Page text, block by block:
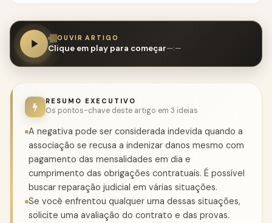
OUVIR ARTIGO
Clique em play para começar—:—
RESUMO EXECUTIVO
Os pontos-chave deste artigo em 3 ideias
A negativa pode ser considerada indevida quando a
associação se recusa a indenizar danos mesmo com
pagamento das mensalidades em dia e
cumprimento das obrigações contratuais. É possível
buscar reparação judicial em várias situações.
Se você enfrentou qualquer uma dessas situações,
solicite uma avaliação do contrato e das provas.